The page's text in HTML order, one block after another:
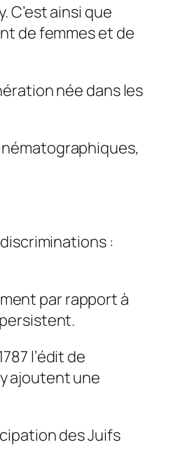
C’est ainsi que
de femmes et de
née dans les
:
par rapport à
l’édit de
ajoutent une
des Juifs